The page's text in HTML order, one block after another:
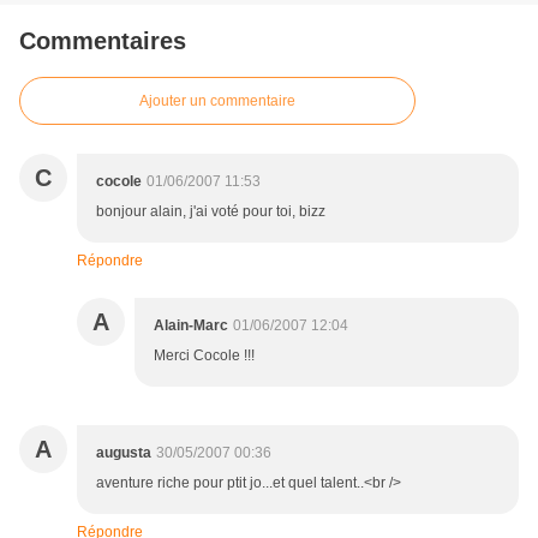
Commentaires
Ajouter un commentaire
C cocole 01/06/2007 11:53
bonjour alain, j'ai voté pour toi, bizz
Répondre
A Alain-Marc 01/06/2007 12:04
Merci Cocole !!!
A augusta 30/05/2007 00:36
aventure riche pour ptit jo...et quel talent..<br />
Répondre